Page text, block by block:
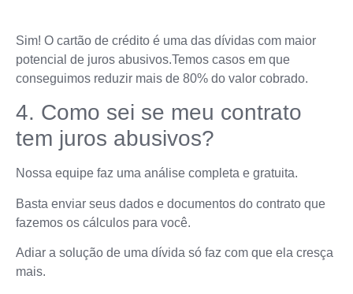
Sim! O cartão de crédito é uma das dívidas com maior
potencial de juros abusivos.Temos casos em que
conseguimos reduzir mais de 80% do valor cobrado.
4. Como sei se meu contrato
tem juros abusivos?
Nossa equipe faz uma análise completa e gratuita.
Basta enviar seus dados e documentos do contrato que
fazemos os cálculos para você.
Adiar a solução de uma dívida só faz com que ela cresça
mais.